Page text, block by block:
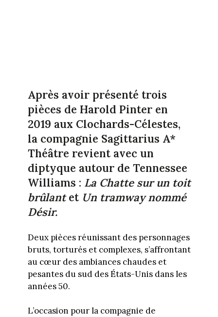
Après avoir présenté trois
pièces de Harold Pinter en
2019 aux Clochards-Célestes,
la compagnie Sagittarius A*
Théâtre revient avec un
diptyque autour de Tennessee
Williams : La Chatte sur un toit
brûlantet Un tramway nommé
Désir.
Deux pièces réunissant des personnages
bruts, torturés et complexes, s’affrontant
au cœur des ambiances chaudes et
pesantes du sud des États-Unis dans les
années 50.
L’occasion pour la compagnie de